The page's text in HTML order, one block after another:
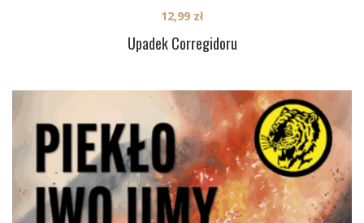
Upadek Corregidoru
12,99 zł